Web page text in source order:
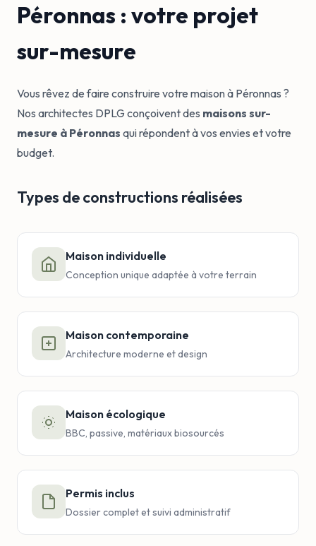
Péronnas : votre projet
sur-mesure
Vous rêvez de faire construire votre maison à Péronnas ?
Nos architectes DPLG conçoivent des maisons sur-
mesure à Péronnas qui répondent à vos envies et votre
budget.
Types de constructions réalisées
Maison individuelle
Conception unique adaptée à votre terrain
Maison contemporaine
Architecture moderne et design
Maison écologique
BBC, passive, matériaux biosourcés
Permis inclus
Dossier complet et suivi administratif